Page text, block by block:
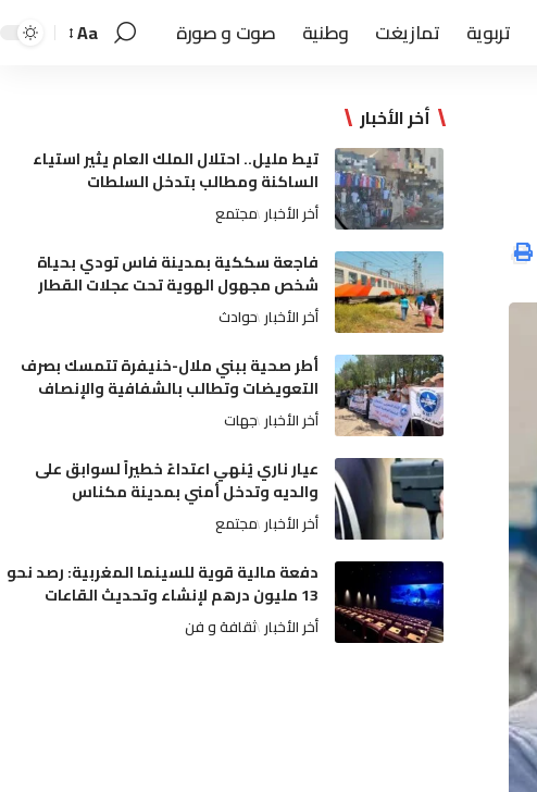
تربوية تمازيغت وطنية صوت و صورة Aa
أخر الأخبار
تيط مليل.. احتلال الملك العام يثير استياء
الساكنة ومطالب بتدخل السلطات
أخر الأخبار مجتمع
فاجعة سككية بمدينة فاس تودي بحياة
شخص مجهول الهوية تحت عجلات القطار
أخر الأخبار حوادث
أطر صحية ببني ملال-خنيفرة تتمسك بصرف
التعويضات وتطالب بالشفافية والإنصاف
أخر الأخبار جهات
عيار ناري يُنهي اعتداءً خطيراً لسوابق على
والديه وتدخل أمني بمدينة مكناس
أخر الأخبار مجتمع
دفعة مالية قوية للسينما المغربية: رصد نحو
13 مليون درهم لإنشاء وتحديث القاعات
أخر الأخبار ثقافة و فن